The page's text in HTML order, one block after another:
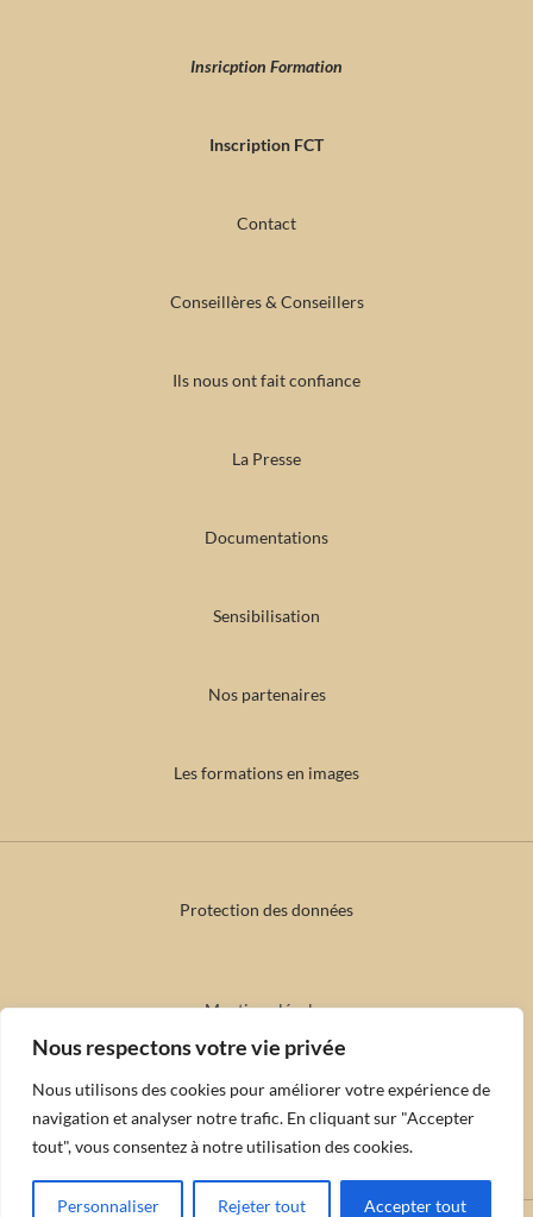
Nous respectons votre vie privée
Nous utilisons des cookies pour améliorer votre expérience de
navigation et analyser notre trafic. En cliquant sur "Accepter
tout", vous consentez à notre utilisation des cookies.
Personnaliser Rejeter tout Accepter tout
Insricption Formation
Inscription FCT
Contact
Conseillères & Conseillers
Ils nous ont fait confiance
La Presse
Documentations
Sensibilisation
Nos partenaires
Les formations en images
Protection des données
Mentions légales
Conditions de désistement & annulation